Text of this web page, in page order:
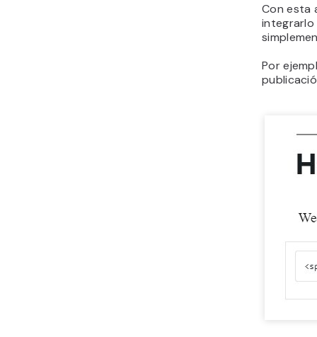
Con esta
integrarlo
Por